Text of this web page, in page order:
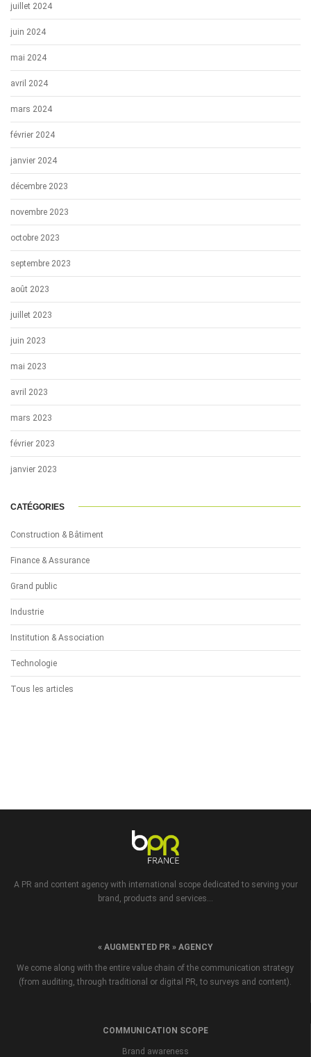
juillet 2024
juin 2024
mai 2024
avril 2024
mars 2024
février 2024
janvier 2024
décembre 2023
novembre 2023
octobre 2023
septembre 2023
août 2023
juillet 2023
juin 2023
mai 2023
avril 2023
mars 2023
février 2023
janvier 2023
CATÉGORIES
Construction & Bâtiment
Finance & Assurance
Grand public
Industrie
Institution & Association
Technologie
Tous les articles
A PR and content agency with international scope dedicated to serving your
brand, products and services...
« AUGMENTED PR » AGENCY
We come along with the entire value chain of the communication strategy
(from auditing, through traditional or digital PR, to surveys and content).
COMMUNICATION SCOPE
Brand awareness